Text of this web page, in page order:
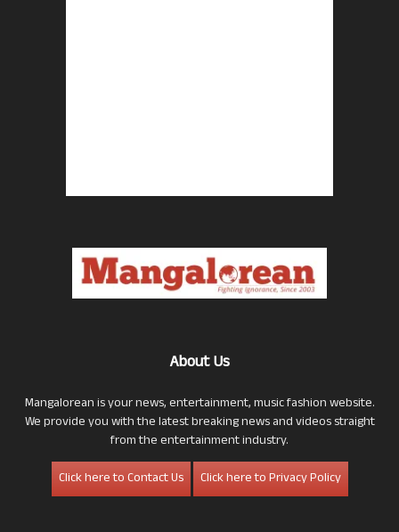
About Us
Mangalorean is your news, entertainment, music fashion website.
We provide you with the latest breaking news and videos straight
from the entertainment industry.
Click here to Contact Us
Click here to Privacy Policy